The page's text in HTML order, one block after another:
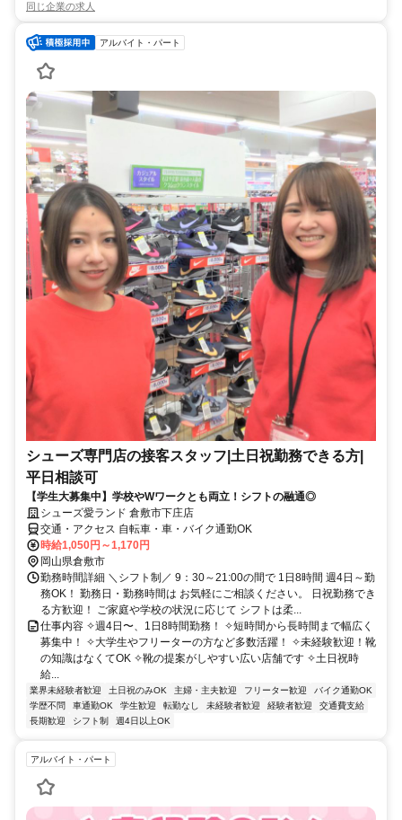
同じ企業の求人
アルバイト・パート
シューズ専門店の接客スタッフ|土日祝勤務できる方|
平日相談可
【学生大募集中】学校やWワークとも両立！シフトの融通◎
シューズ愛ランド 倉敷市下庄店
交通・アクセス 自転車・車・バイク通勤OK
時給1,050円～1,170円
岡山県倉敷市
勤務時間詳細 ＼シフト制／ 9：30～21:00の間で 1日8時間 週4日～勤
務OK！ 勤務日・勤務時間は お気軽にご相談ください。 日祝勤務でき
る方歓迎！ ご家庭や学校の状況に応じて シフトは柔...
仕事内容 ✧週4日〜、1日8時間勤務！ ✧短時間から長時間まで幅広く
募集中！ ✧大学生やフリーターの方など多数活躍！ ✧未経験歓迎！靴
の知識はなくてOK ✧靴の提案がしやすい広い店舗です ✧土日祝時
給...
業界未経験者歓迎 土日祝のみOK 主婦・主夫歓迎 フリーター歓迎
バイク通勤OK
学歴不問
車通勤OK 学生歓迎 転勤なし 未経験者歓迎 経験者歓迎
交通費支給
長期歓迎
シフト制 週4日以上OK
アルバイト・パート